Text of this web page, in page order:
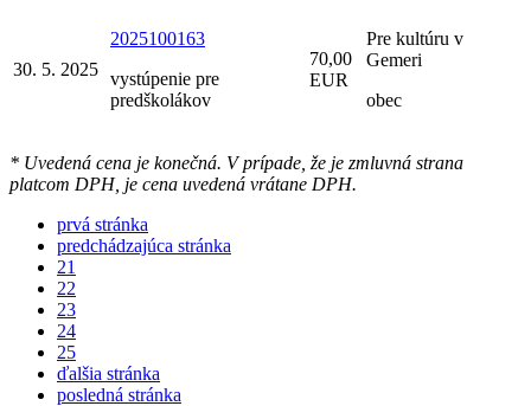
30. 5. 2025
2025100163
vystúpenie pre
predškolákov
70,00
EUR
Pre kultúru v
Gemeri
obec
* Uvedená cena je konečná. V prípade, že je zmluvná strana
platcom DPH, je cena uvedená vrátane DPH.
prvá stránka
predchádzajúca stránka
21
22
23
24
25
ďalšia stránka
posledná stránka